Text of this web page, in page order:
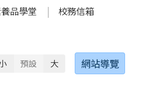
品學堂 校務信箱
預設 大 網站導覽